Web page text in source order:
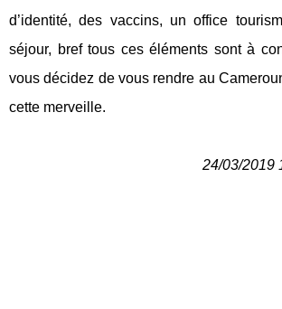
d’identité, des vaccins, un office
séjour, bref tous ces éléments sont à
vous décidez de vous rendre au
cette merveille.
24/03/2019